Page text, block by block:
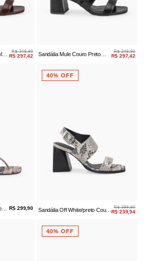
R$ 349,90
R$ 297,42
Sandália Mule Couro Preto
R$ 349,90
R$ 297,42
R$ 299,90
40% OFF
Sandália Off White/preto Couro
R$ 399,90
R$ 239,94
40% OFF